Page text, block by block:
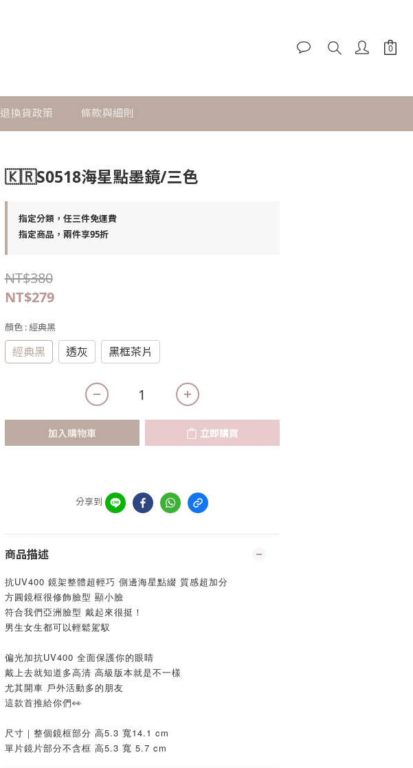
退換貨政策 條款與細則
🇰🇷S0518海星點墨鏡/三色
指定分類，任三件免運費
指定商品，兩件享95折
NT$380
NT$279
顏色 : 經典黑
經典黑 透灰 黑框茶片
加入購物車 立即購買
分享到
商品描述
抗UV400 鏡架整體超輕巧 側邊海星點綴 質感超加分
方圓鏡框很修飾臉型 顯小臉
符合我們亞洲臉型 戴起來很挺！
男生女生都可以輕鬆駕馭
偏光加抗UV400 全面保護你的眼睛
戴上去就知道多高清 高級版本就是不一樣
尤其開車 戶外活動多的朋友
這款首推給你們👀
尺寸｜整個鏡框部分 高5.3 寬14.1 cm
單片鏡片部分不含框 高5.3 寬 5.7 cm